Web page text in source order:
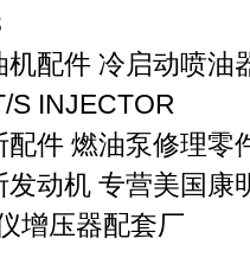
机配件 冷启动喷油
S INJECTOR
件 燃油泵修理零
动机 专营美国康
增压器配套厂